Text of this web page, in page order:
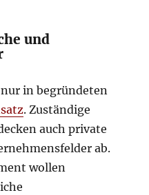
und
in begründeten
. Zuständige
auch private
ab.
wollen